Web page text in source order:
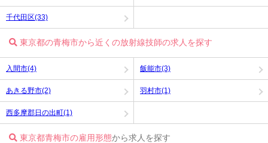
千代田区(33)
東京都の青梅市から近くの放射線技師の求人を探す
入間市(4) 飯能市(3)
あきる野市(2) 羽村市(1)
西多摩郡日の出町(1)
東京都青梅市の雇用形態から求人を探す